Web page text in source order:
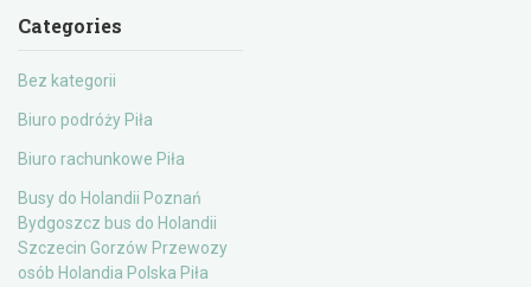
Categories
Bez kategorii
Biuro podróży Piła
Biuro rachunkowe Piła
Busy do Holandii Poznań
Bydgoszcz bus do Holandii
Szczecin Gorzów Przewozy
osób Holandia Polska Piła